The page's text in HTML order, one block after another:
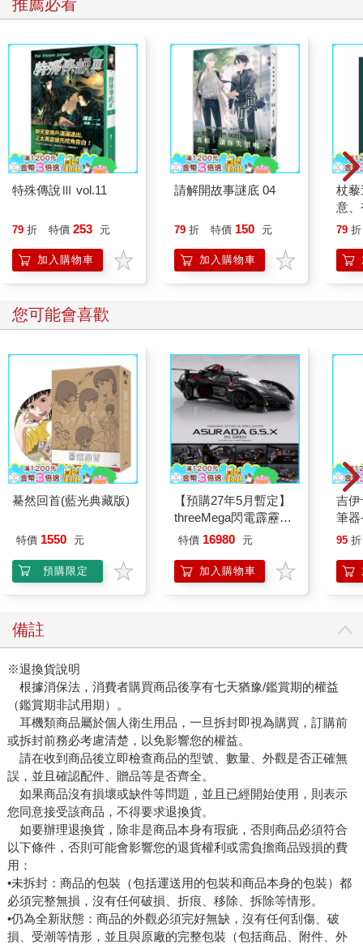
推薦必看
特殊傳說Ⅲ vol.11
79 折 特價 253 元
加入購物車
請解開故事謎底 04
79 折 特價 150 元
加入購物車
杖
意
恭
79 折
您可能會喜歡
驀然回首(藍光典藏版)
特價 1550 元
預購限定
【預購27年5月暫定】
threeMega閃電霹靂車
VA Hi-SPEC UNITED
SIREN 黑色限定
特價 16980 元
加入購物車
吉
筆器
95 折
備註
※退換貨說明
根據消保法，消費者購買商品後享有七天猶豫/鑑賞期的權益
（鑑賞期非試用期）。
耳機類商品屬於個人衛生用品，一旦拆封即視為購買，訂購前
或拆封前務必考慮清楚，以免影響您的權益。
請在收到商品後立即檢查商品的型號、數量、外觀是否正確無
誤，並且確認配件、贈品等是否齊全。
如果商品沒有損壞或缺件等問題，並且已經開始使用，則表示
您同意接受該商品，不得要求退換貨。
如要辦理退換貨，除非是商品本身有瑕疵，否則商品必須符合
以下條件，否則可能會影響您的退貨權利或需負擔商品毀損的費
用：
•未拆封：商品的包裝（包括運送用的包裝和商品本身的包裝）都
必須完整無損，沒有任何破損、折痕、移除、拆除等情形。
•仍為全新狀態：商品的外觀必須完好無缺，沒有任何刮傷、破
損、受潮等情形，並且與原廠的完整包裝（包括商品、附件、外